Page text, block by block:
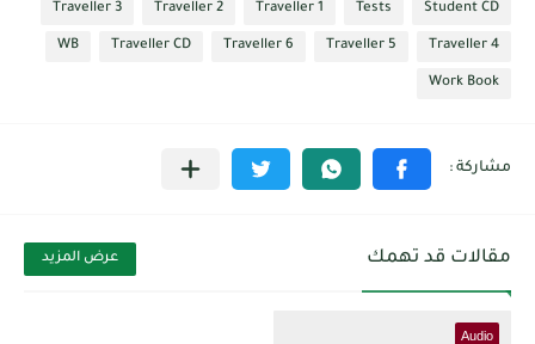
Student CD
Tests
Traveller 1
Traveller 2
Traveller 3
Traveller 4
Traveller 5
Traveller 6
Traveller CD
WB
Work Book
مقالات قد تهمك عرض المزيد
Audio